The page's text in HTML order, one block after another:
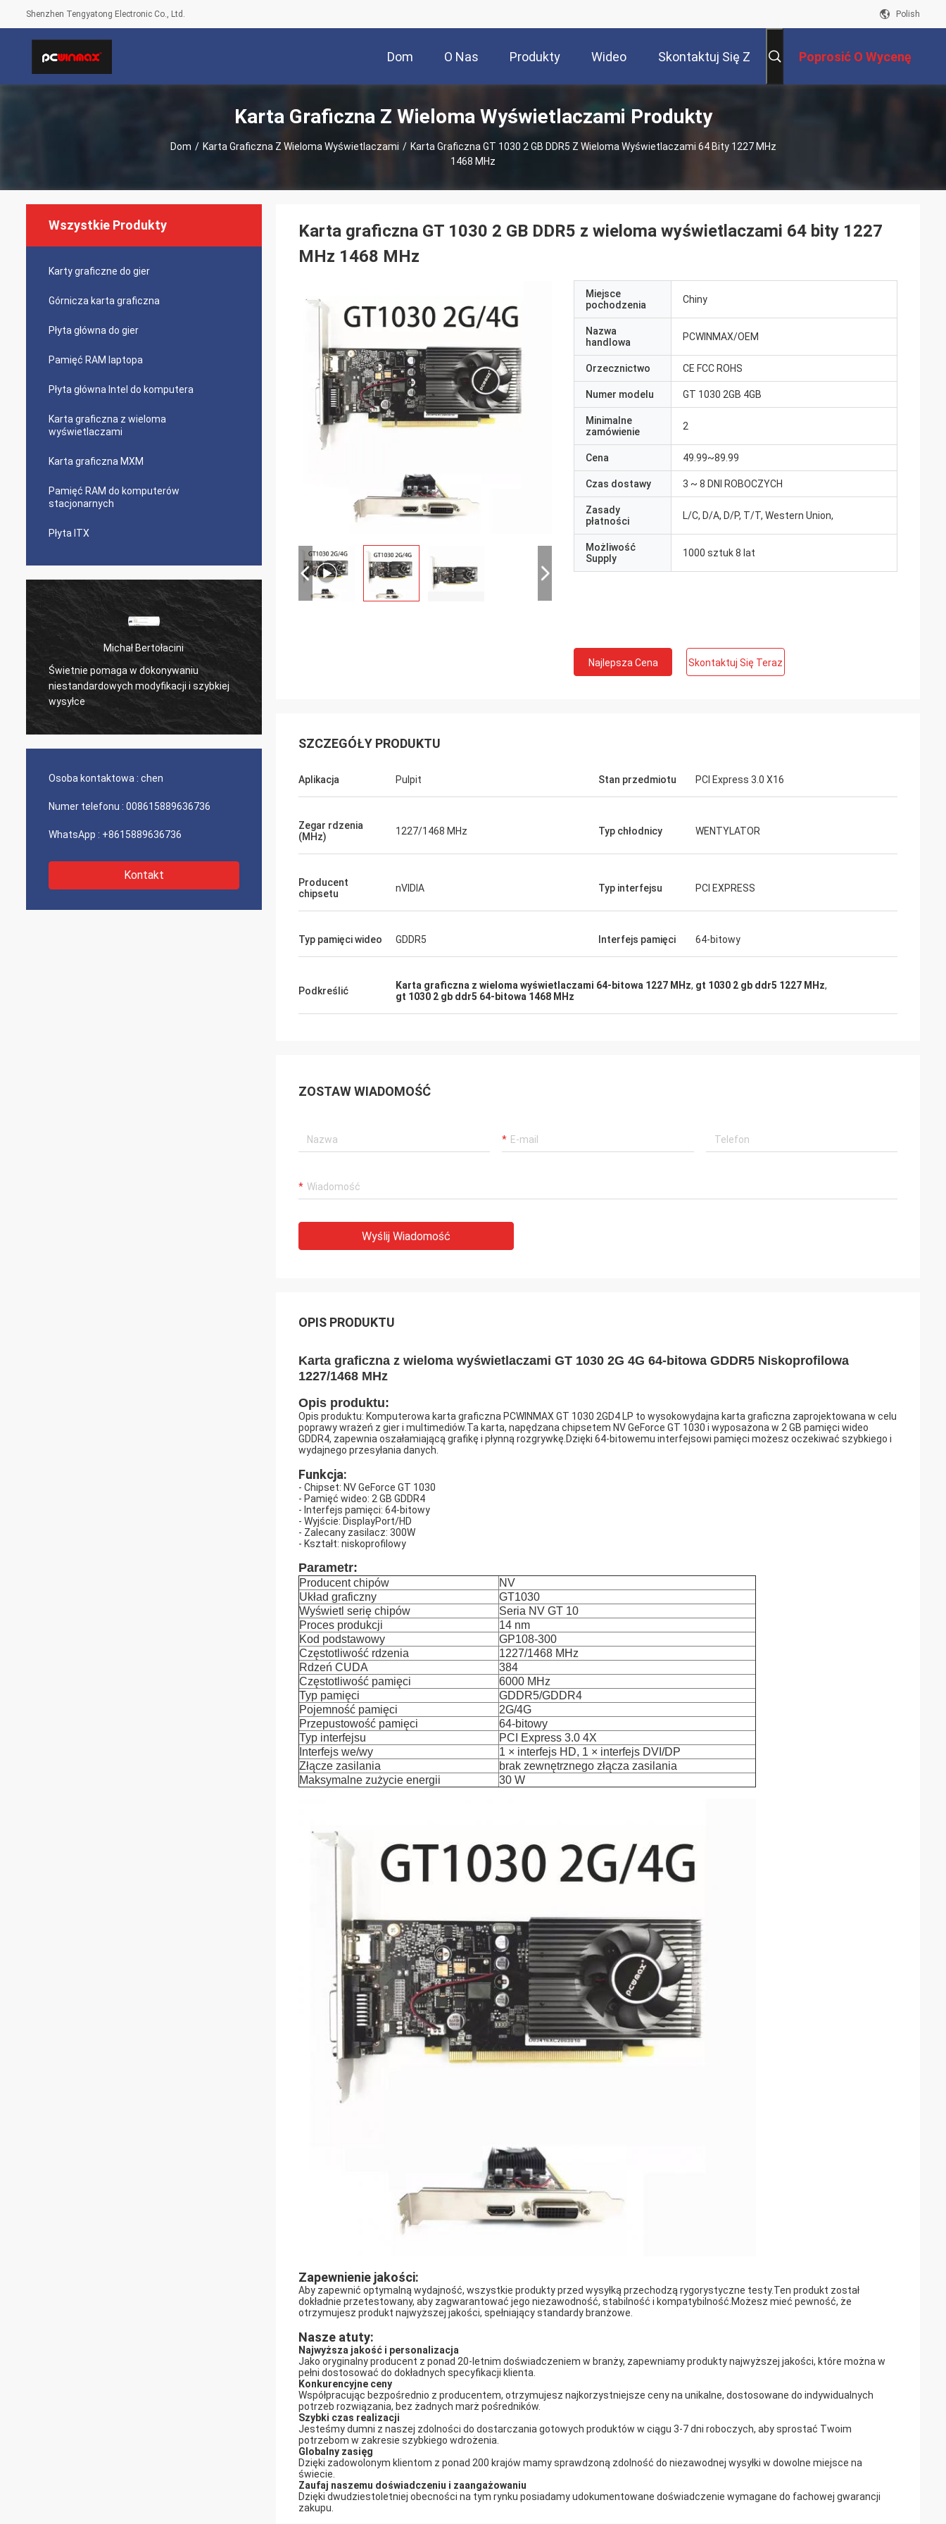
Shenzhen Tengyatong Electronic Co., Ltd. Polish
Dom O Nas Produkty Wideo Skontaktuj Się Z Poprosić O Wycenę
Karta Graficzna Z Wieloma Wyświetlaczami Produkty
Dom / Karta Graficzna Z Wieloma Wyświetlaczami / Karta Graficzna GT 1030 2 GB DDR5 Z Wieloma Wyświetlaczami 64 Bity 1227 MHz
1468 MHz
Wszystkie Produkty
Karty graficzne do gier
Górnicza karta graficzna
Płyta główna do gier
Pamięć RAM laptopa
Płyta główna Intel do komputera
Karta graficzna z wieloma
wyświetlaczami
Karta graficzna MXM
Pamięć RAM do komputerów
stacjonarnych
Płyta ITX
Michał Bertołacini
Świetnie pomaga w dokonywaniu
niestandardowych modyfikacji i szybkiej
wysyłce
Osoba kontaktowa : chen
Numer telefonu : 008615889636736
WhatsApp : +8615889636736
Kontakt
Karta graficzna GT 1030 2 GB DDR5 z wieloma wyświetlaczami 64 bity 1227
MHz 1468 MHz
Miejsce
pochodzenia
Chiny
Nazwa
handlowa
PCWINMAX/OEM
Orzecznictwo CE FCC ROHS
Numer modelu GT 1030 2GB 4GB
Minimalne
zamówienie
2
Cena 49.99~89.99
Czas dostawy 3 ~ 8 DNI ROBOCZYCH
Zasady
płatności
L/C, D/A, D/P, T/T, Western Union,
Możliwość
Supply
1000 sztuk 8 lat
Najlepsza Cena Skontaktuj Się Teraz
SZCZEGÓŁY PRODUKTU
Aplikacja Pulpit Stan przedmiotu PCI Express 3.0 X16
Zegar rdzenia
(MHz)
1227/1468 MHz Typ chłodnicy WENTYLATOR
Producent
chipsetu
nVIDIA Typ interfejsu PCI EXPRESS
Typ pamięci wideo GDDR5 Interfejs pamięci 64-bitowy
Podkreślić Karta graficzna z wieloma wyświetlaczami 64-bitowa 1227 MHz, gt 1030 2 gb ddr5 1227 MHz,
gt 1030 2 gb ddr5 64-bitowa 1468 MHz
ZOSTAW WIADOMOŚĆ
Wyślij Wiadomość
OPIS PRODUKTU
Karta graficzna z wieloma wyświetlaczami GT 1030 2G 4G 64-bitowa GDDR5 Niskoprofilowa
1227/1468 MHz
Opis produktu:
Opis produktu: Komputerowa karta graficzna PCWINMAX GT 1030 2GD4 LP to wysokowydajna karta graficzna zaprojektowana w celu
poprawy wrażeń z gier i multimediów.Ta karta, napędzana chipsetem NV GeForce GT 1030 i wyposażona w 2 GB pamięci wideo
GDDR4, zapewnia oszałamiającą grafikę i płynną rozgrywkę.Dzięki 64-bitowemu interfejsowi pamięci możesz oczekiwać szybkiego i
wydajnego przesyłania danych.
Funkcja:
- Chipset: NV GeForce GT 1030
- Pamięć wideo: 2 GB GDDR4
- Interfejs pamięci: 64-bitowy
- Wyjście: DisplayPort/HD
- Zalecany zasilacz: 300W
- Kształt: niskoprofilowy
Parametr:
Producent chipów
NV
Układ graficzny
GT1030
Wyświetl serię chipów
Seria NV GT 10
Proces produkcji
14 nm
Kod podstawowy
GP108-300
Częstotliwość rdzenia
1227/1468 MHz
Rdzeń CUDA
384
Częstotliwość pamięci
6000 MHz
Typ pamięci
GDDR5/GDDR4
Pojemność pamięci
2G/4G
Przepustowość pamięci
64-bitowy
Typ interfejsu
PCI Express 3.0 4X
Interfejs we/wy
1 × interfejs HD, 1 × interfejs DVI/DP
Złącze zasilania
brak zewnętrznego złącza zasilania
Maksymalne zużycie energii
30 W
Zapewnienie jakości:
Aby zapewnić optymalną wydajność, wszystkie produkty przed wysyłką przechodzą rygorystyczne testy.Ten produkt został
dokładnie przetestowany, aby zagwarantować jego niezawodność, stabilność i kompatybilność.Możesz mieć pewność, że
otrzymujesz produkt najwyższej jakości, spełniający standardy branżowe.
Nasze atuty:
Najwyższa jakość i personalizacja
Jako oryginalny producent z ponad 20-letnim doświadczeniem w branży, zapewniamy produkty najwyższej jakości, które można w
pełni dostosować do dokładnych specyfikacji klienta.
Konkurencyjne ceny
Współpracując bezpośrednio z producentem, otrzymujesz najkorzystniejsze ceny na unikalne, dostosowane do indywidualnych
potrzeb rozwiązania, bez żadnych marż pośredników.
Szybki czas realizacji
Jesteśmy dumni z naszej zdolności do dostarczania gotowych produktów w ciągu 3-7 dni roboczych, aby sprostać Twoim
potrzebom w zakresie szybkiego wdrożenia.
Globalny zasięg
Dzięki zadowolonym klientom z ponad 200 krajów mamy sprawdzoną zdolność do niezawodnej wysyłki w dowolne miejsce na
świecie.
Zaufaj naszemu doświadczeniu i zaangażowaniu
Dzięki dwudziestoletniej obecności na tym rynku posiadamy udokumentowane doświadczenie wymagane do fachowej gwarancji
zakupu.